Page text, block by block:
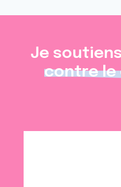
Je soutiens
contre le